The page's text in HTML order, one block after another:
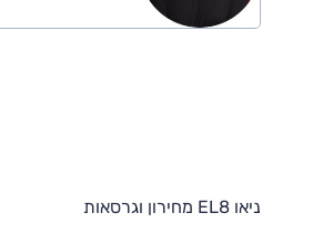
ניאו EL8 מחירון וגרסאות